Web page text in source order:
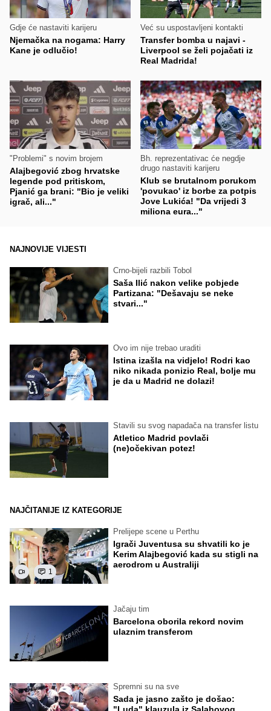
Gdje će nastaviti karijeru
Njemačka na nogama: Harry
Kane je odlučio!
Već su uspostavljeni kontakti
Transfer bomba u najavi -
Liverpool se želi pojačati iz
Real Madrida!
"Problemi" s novim brojem
Alajbegović zbog hrvatske
legende pod pritiskom,
Pjanić ga brani: "Bio je veliki
igrač, ali..."
Bh. reprezentativac će negdje
drugo nastaviti karijeru
Klub se brutalnom porukom
'povukao' iz borbe za potpis
Jove Lukića! "Da vrijedi 3
miliona eura..."
NAJNOVIJE VIJESTI
Crno-bijeli razbili Tobol
Saša Ilić nakon velike pobjede
Partizana: "Dešavaju se neke
stvari..."
Ovo im nije trebao uraditi
Istina izašla na vidjelo! Rodri kao
niko nikada ponizio Real, bolje mu
je da u Madrid ne dolazi!
Stavili su svog napadača na transfer listu
Atletico Madrid povlači
(ne)očekivan potez!
NAJČITANIJE IZ KATEGORIJE
1
Prelijepe scene u Perthu
Igrači Juventusa su shvatili ko je
Kerim Alajbegović kada su stigli na
aerodrom u Australiji
Jačaju tim
Barcelona oborila rekord novim
ulaznim transferom
Spremni su na sve
Sada je jasno zašto je došao:
"Luda" klauzula iz Salahovog